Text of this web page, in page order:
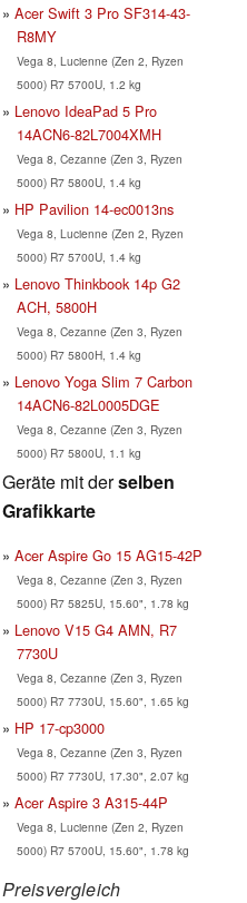
Acer Swift 3 Pro SF314-43-
R8MY
Vega 8, Lucienne (Zen 2, Ryzen
5000) R7 5700U, 1.2 kg
Lenovo IdeaPad 5 Pro
14ACN6-82L7004XMH
Vega 8, Cezanne (Zen 3, Ryzen
5000) R7 5800U, 1.4 kg
HP Pavilion 14-ec0013ns
Vega 8, Lucienne (Zen 2, Ryzen
5000) R7 5700U, 1.4 kg
Lenovo Thinkbook 14p G2
ACH, 5800H
Vega 8, Cezanne (Zen 3, Ryzen
5000) R7 5800H, 1.4 kg
Lenovo Yoga Slim 7 Carbon
14ACN6-82L0005DGE
Vega 8, Cezanne (Zen 3, Ryzen
5000) R7 5800U, 1.1 kg
Geräte mit derselben
Grafikkarte
Acer Aspire Go 15 AG15-42P
Vega 8, Cezanne (Zen 3, Ryzen
5000) R7 5825U, 15.60", 1.78 kg
Lenovo V15 G4 AMN, R7
7730U
Vega 8, Cezanne (Zen 3, Ryzen
5000) R7 7730U, 15.60", 1.65 kg
HP 17-cp3000
Vega 8, Cezanne (Zen 3, Ryzen
5000) R7 7730U, 17.30", 2.07 kg
Acer Aspire 3 A315-44P
Vega 8, Lucienne (Zen 2, Ryzen
5000) R7 5700U, 15.60", 1.78 kg
Preisvergleich